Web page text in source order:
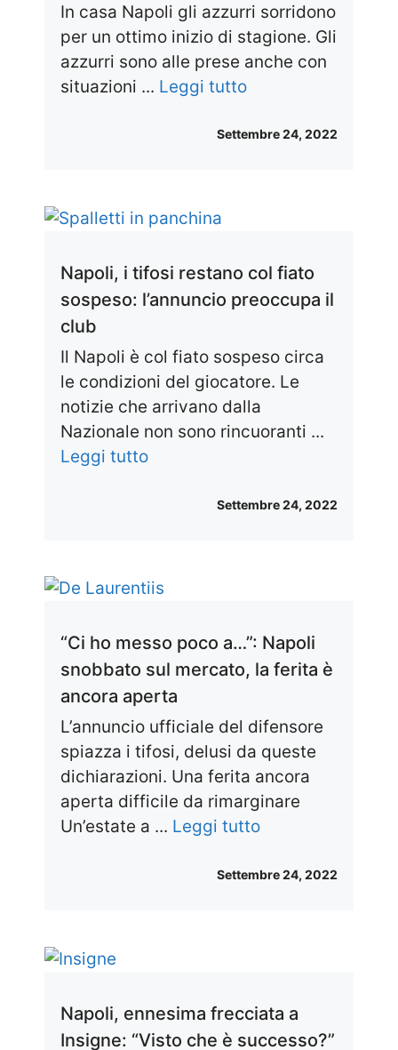
In casa Napoli gli azzurri sorridono
per un ottimo inizio di stagione. Gli
azzurri sono alle prese anche con
situazioni ... Leggi tutto
Settembre 24, 2022
Napoli, i tifosi restano col fiato
sospeso: l’annuncio preoccupa il
club
Il Napoli è col fiato sospeso circa
le condizioni del giocatore. Le
notizie che arrivano dalla
Nazionale non sono rincuoranti ...
Leggi tutto
Settembre 24, 2022
“Ci ho messo poco a…”: Napoli
snobbato sul mercato, la ferita è
ancora aperta
L’annuncio ufficiale del difensore
spiazza i tifosi, delusi da queste
dichiarazioni. Una ferita ancora
aperta difficile da rimarginare
Un’estate a ... Leggi tutto
Settembre 24, 2022
Napoli, ennesima frecciata a
Insigne: “Visto che è successo?”